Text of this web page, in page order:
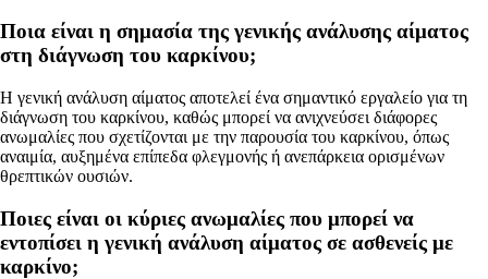
Ποια είναι η σημασία της γενικής ανάλυσης αίματος
στη διάγνωση του καρκίνου;
Η γενική ανάλυση αίματος αποτελεί ένα σημαντικό εργαλείο για τη
διάγνωση του καρκίνου, καθώς μπορεί να ανιχνεύσει διάφορες
ανωμαλίες που σχετίζονται με την παρουσία του καρκίνου, όπως
αναιμία, αυξημένα επίπεδα φλεγμονής ή ανεπάρκεια ορισμένων
θρεπτικών ουσιών.
Ποιες είναι οι κύριες ανωμαλίες που μπορεί να
εντοπίσει η γενική ανάλυση αίματος σε ασθενείς με
καρκίνο;